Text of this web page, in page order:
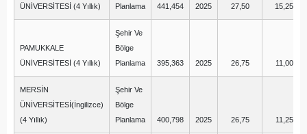
ÜNİVERSİTESİ (4 Yıllık)
Planlama
441,454 2025 27,50 15,25
PAMUKKALE
ÜNİVERSİTESİ (4 Yıllık)
Şehir Ve
Bölge
Planlama
395,363 2025 26,75 11,00
MERSİN
ÜNİVERSİTESİ(İngilizce)
(4 Yıllık)
Şehir Ve
Bölge
Planlama
400,798 2025 26,75 11,25